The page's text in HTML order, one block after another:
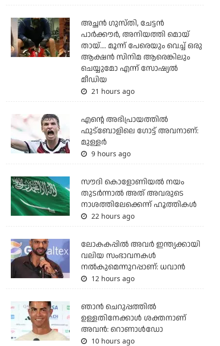
അച്ഛന്‍ ഗുസ്തി, ചേട്ടന്‍
പാര്‍ക്കൗര്‍, അനിയത്തി മൊയ്
തായ്.... മൂന്ന് പേരെയും വെച്ച് ഒരു
ആക്ഷന്‍ സിനിമ ആരെങ്കിലും
ചെയ്യുമോ എന്ന് സോഷ്യല്‍
മീഡിയ
21 hours ago
എന്റെ അഭിപ്രായത്തില്‍
ഫുട്‌ബോളിലെ ഗോട്ട് അവനാണ്:
മുള്ളര്‍
9 hours ago
സൗദി കൊളോണിയല്‍ നയം
തുടര്‍ന്നാല്‍ അത് അവരുടെ
നാശത്തിലേക്കെന്ന് ഹൂത്തികള്‍
22 hours ago
ലോകകപ്പിൽ അവര്‍ ഇന്ത്യക്കായി
വലിയ സംഭാവനകള്‍
നല്‍കുമെന്നുറപ്പാണ്: ധവാന്‍
12 hours ago
ഞാന്‍ ചെറുപ്പത്തില്‍
ഉള്ളതിനേക്കാള്‍ ശക്തനാണ്
അവന്‍: റൊണാള്‍ഡോ
10 hours ago